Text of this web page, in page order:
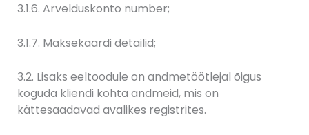
3.1.6. Arvelduskonto number;
3.1.7. Maksekaardi detailid;
3.2. Lisaks eeltoodule on andmetöötlejal õigus
koguda kliendi kohta andmeid, mis on
kättesaadavad avalikes registrites.